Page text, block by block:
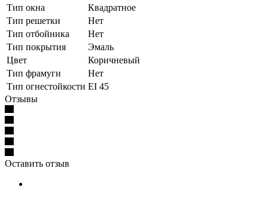
Тип окна
Квадратное
Тип решетки
Нет
Тип отбойника
Нет
Тип покрытия
Эмаль
Цвет
Коричневый
Тип фрамуги
Нет
Тип огнестойкости EI 45
Отзывы
Оставить отзыв